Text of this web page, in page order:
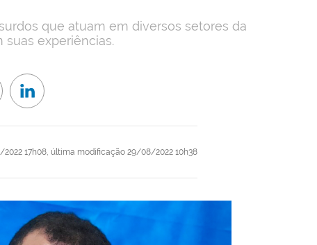
17h08, última modificação 29/08/2022 10h38
que atuam em diversos setores da
experiências.